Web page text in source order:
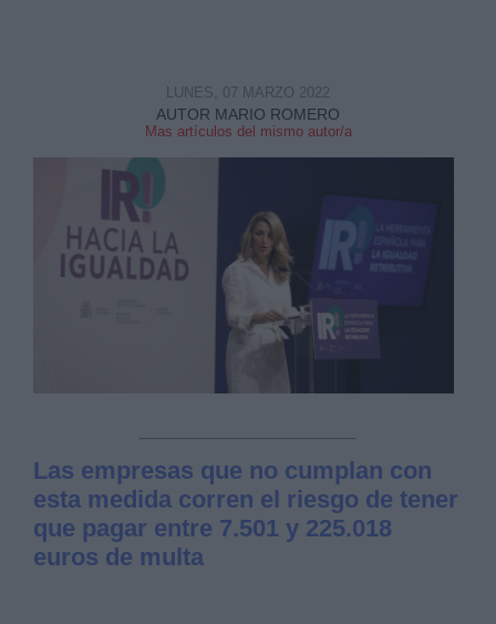
AUTOR MARIO ROMERO
Mas artículos del mismo autor/a
LUNES, 07 MARZO 2022
Las empresas que no cumplan con
esta medida corren el riesgo de tener
que pagar entre 7.501 y 225.018
euros de multa